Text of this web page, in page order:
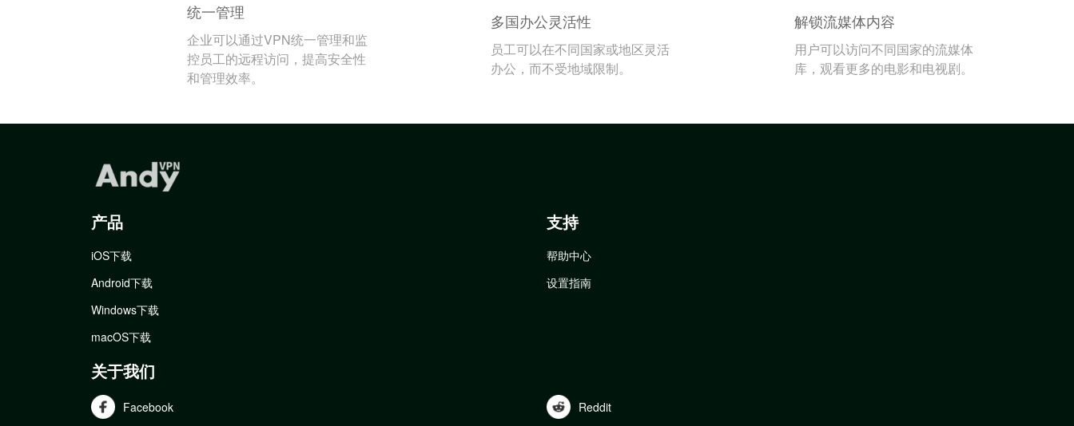
统一管理
企业可以通过VPN统一管理和监
控员工的远程访问，提高安全性
和管理效率。
多国办公灵活性
员工可以在不同国家或地区灵活
办公，而不受地域限制。
解锁流媒体内容
用户可以访问不同国家的流媒体
库，观看更多的电影和电视剧。
产品
iOS下载
Android下载
Windows下载
macOS下载
支持
帮助中心
设置指南
关于我们
Facebook Reddit